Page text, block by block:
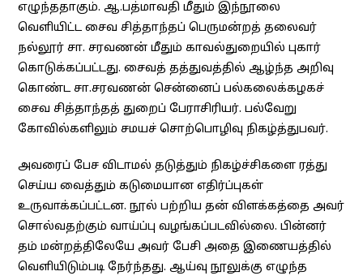
எழுந்ததாகும். ஆ.பத்மாவதி மீதும் இந்நூலை
வெளியிட்ட சைவ சித்தாந்தப் பெருமன்றத் தலைவர்
நல்லூர் சா. சரவணன் மீதும் காவல்துறையில் புகார்
கொடுக்கப்பட்டது. சைவத் தத்துவத்தில் ஆழ்ந்த அறிவு
கொண்ட சா.சரவணன் சென்னைப் பல்கலைக்கழகச்
சைவ சித்தாந்தத் துறைப் பேராசிரியர். பல்வேறு
கோவில்களிலும் சமயச் சொற்பொழிவு நிகழ்த்துபவர்.
அவரைப் பேச விடாமல் தடுத்தும் நிகழ்ச்சிகளை ரத்து
செய்ய வைத்தும் கடுமையான எதிர்ப்புகள்
உருவாக்கப்பட்டன. நூல் பற்றிய தன் விளக்கத்தை அவர்
சொல்வதற்கும் வாய்ப்பு வழங்கப்படவில்லை. பின்னர்
தம் மன்றத்திலேயே அவர் பேசி அதை இணையத்தில்
வெளியிடும்படி நேர்ந்தது. ஆய்வு நூலுக்கு எழுந்த